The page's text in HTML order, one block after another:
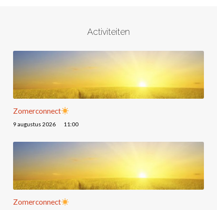
Activiteiten
Zomerconnect
9 augustus 2026 11:00
Zomerconnect